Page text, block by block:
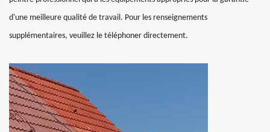
d'une meilleure qualité de travail. Pour les renseignements
supplémentaires, veuillez le téléphoner directement.